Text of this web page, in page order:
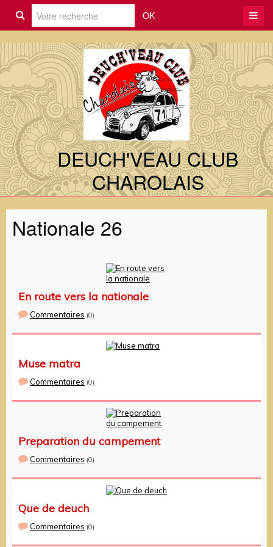
OK
DEUCH'VEAU CLUB
CHAROLAIS
Nationale 26
En route vers la nationale
Commentaires (0)
Muse matra
Commentaires (0)
Preparation du campement
Commentaires (0)
Que de deuch
Commentaires (0)